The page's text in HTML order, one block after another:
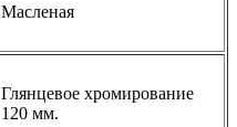
Масленая
Глянцевое хромирование
120 мм.